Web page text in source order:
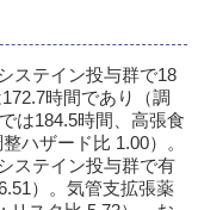
ステイン投与群で18
時間であり（調
は184.5時間、高張食
ハザード比 1.00）。
ステイン投与群で有
）。気管支拡張薬